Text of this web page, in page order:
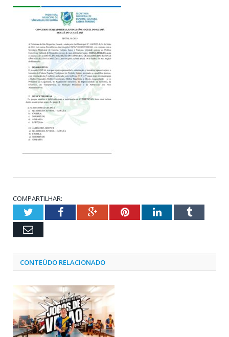
COMPARTILHAR:
TwitterFacebookGoogle+PinterestLinkedInTumblr
Email
CONTEÚDO RELACIONADO